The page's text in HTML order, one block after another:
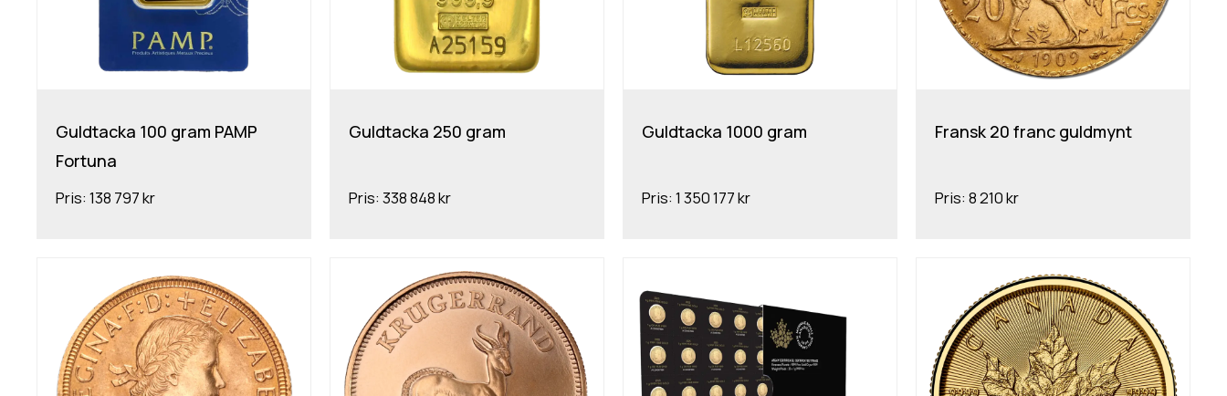
Guldtacka 100 gram PAMP
Fortuna
Pris: 138 797 kr
Guldtacka 250 gram
Pris: 338 848 kr
Guldtacka 1000 gram
Pris: 1 350 177 kr
Fransk 20 franc guldmynt
Pris: 8 210 kr